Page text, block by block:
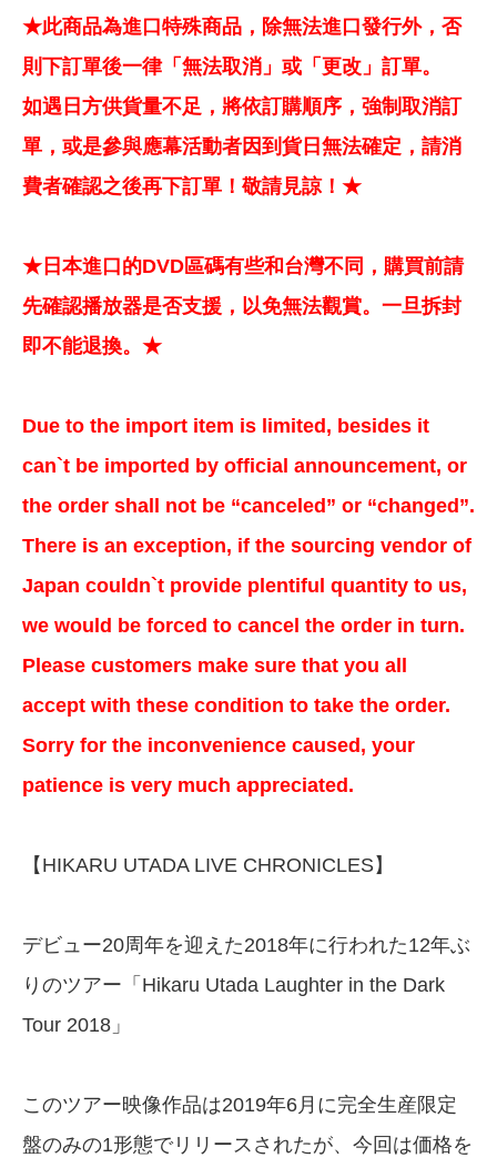
★此商品為進口特殊商品，除無法進口發行外，否
則下訂單後一律「無法取消」或「更改」訂單。
如遇日方供貨量不足，將依訂購順序，強制取消訂
單，或是參與應幕活動者因到貨日無法確定，請消
費者確認之後再下訂單！敬請見諒！★
★日本進口的DVD區碼有些和台灣不同，購買前請
先確認播放器是否支援，以免無法觀賞。一旦拆封
即不能退換。★
Due to the import item is limited, besides it
can`t be imported by official announcement, or
the order shall not be “canceled” or “changed”.
There is an exception, if the sourcing vendor of
Japan couldn`t provide plentiful quantity to us,
we would be forced to cancel the order in turn.
Please customers make sure that you all
accept with these condition to take the order.
Sorry for the inconvenience caused, your
patience is very much appreciated.
【HIKARU UTADA LIVE CHRONICLES】
デビュー20周年を迎えた2018年に行われた12年ぶ
りのツアー「Hikaru Utada Laughter in the Dark
Tour 2018」
このツアー映像作品は2019年6月に完全生産限定
盤のみの1形態でリリースされたが、今回は価格を